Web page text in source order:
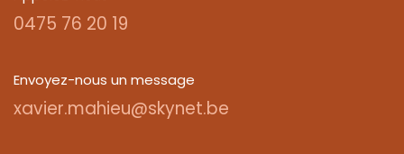
0475 76 20 19
Envoyez-nous un message
xavier.mahieu@skynet.be